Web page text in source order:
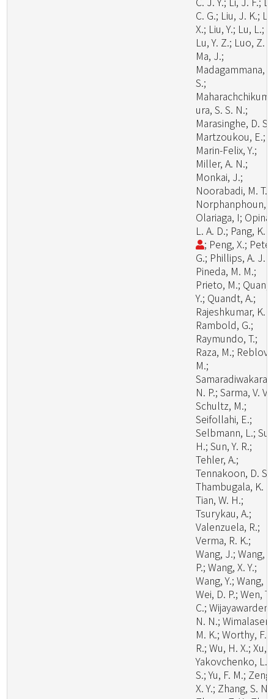
C. G.; Liu, J. K.;
X.; Liu, Y.; Lu, L.;
Lu, Y. Z.; Luo, Z.
Ma, J.;
Madagammana,
S.;
ura, S. S. N.;
Marasinghe, D. S.;
Martzoukou, E.;
Marin-Felix, Y.;
Miller, A. N.;
Monkai, J.;
Noorabadi, M. T.;
Norphanphoun,
Olariaga, I; Opina,
L. A. D.; Pang, K.
; Peng, X.;
G.; Phillips, A. J.
Pineda, M. M.;
Prieto, M.; Quan,
Y.; Quandt, A.;
Rajeshkumar, K.
Rambold, G.;
Raymundo, T.;
Raza, M.;
M.;
Samaradiwakara,
N. P.; Sarma, V. V.;
Schultz, M.;
Seifollahi, E.;
Selbmann, L.; Su,
H.; Sun, Y. R.;
Tehler, A.;
Tennakoon, D. S.;
Thambugala, K.
Tian, W. H.;
Tsurykau, A.;
Valenzuela, R.;
Verma, R. K.;
Wang, J.; Wang,
P.; Wang, X. Y.;
Wang, Y.; Wang,
Wei, D. P.; Wen, T.
C.;
N. N.;
M. K.; Worthy, F.
R.; Wu, H. X.; Xu,
Yakovchenko, L.
S.; Yu, F. M.; Zeng,
X. Y.; Zhang, S. N.;